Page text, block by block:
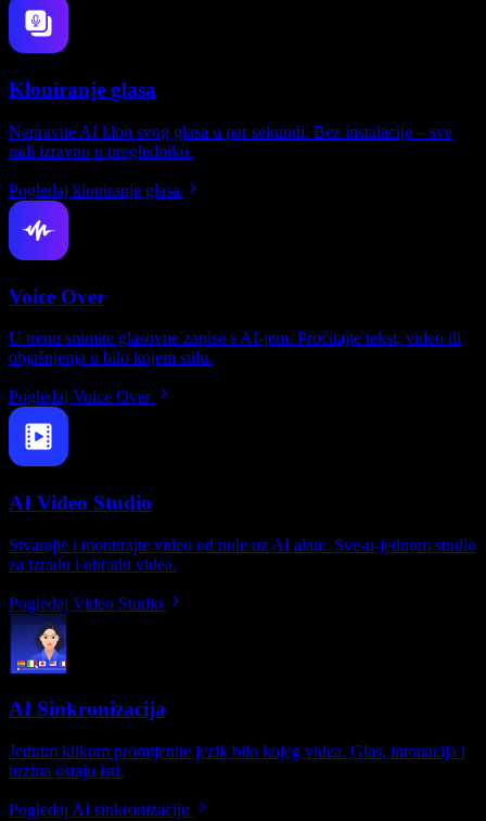
Kloniranje glasa
Napravite AI klon svog glasa u par sekundi. Bez instalacije – sve
radi izravno u pregledniku.
Pogledaj kloniranje glasa
Voice Over
U trenu snimite glasovne zapise s AI-jem. Pročitajte tekst, video ili
objašnjenja u bilo kojem stilu.
Pogledaj Voice Over
AI Video Studio
Stvarajte i montirajte video od nule uz AI alate. Sve-u-jednom studio
za izradu i obradu videa.
Pogledaj Video Studio
AI Sinkronizacija
Jednim klikom promijenite jezik bilo kojeg videa. Glas, intonacija i
brzina ostaju isti.
Pogledaj AI sinkronizaciju